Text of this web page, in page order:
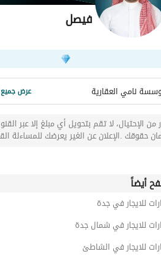
فيصل
نامي العقارية عرض جميع
من الإحتيال، لا تقم بتحويل أي مبلغ إلا عبر
حقوقك .الإعلان عن الغير يعرضك للمساءلة
أيضاً
للايجار في جدة
للايجار في شمال جدة
للايجار في الشاطئ